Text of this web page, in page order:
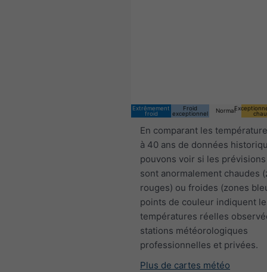
Extrêmement
froid
Froid
exceptionnel
Normal
En comparant les
à 40 ans de données
pouvons voir si les
sont anormalement chaudes
rouges) ou froides (zones
points de couleur indiquent
températures réelles
stations météorologiques
professionnelles et privées.
Plus de cartes météo